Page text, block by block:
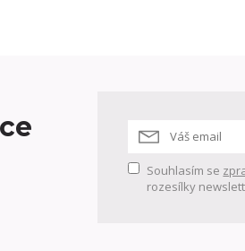
Souhlasím se
rozesílky